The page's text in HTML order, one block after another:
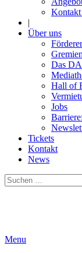
|
Über uns
Gremien
Das
Hall of
Jobs
Tickets
Kontakt
News
Suchen
nach:
Menu